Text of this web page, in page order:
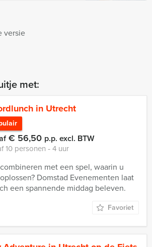
versie
met:
in Utrecht
€ 56,50 p.p. excl. BTW
10 personen ‐ 4 uur
met een spel, waarin u
Domstad Evenementen laat
een spannende middag beleven.
Favoriet